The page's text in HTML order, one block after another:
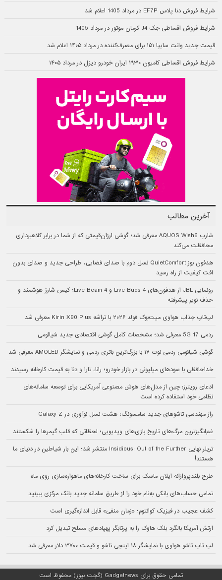
شرایط فروش دنا پلاس EF7P در مرداد 1405 اعلام شد
شرایط فروش اقساطی جک J4 کرمان موتور در مرداد 1405
قیمت جدید وانت سایپا ۱۵۱ برای مصرف‌کننده در مرداد ۱۴۰۵ اعلام شد
شرایط فروش اقساطی کامیون ۱۹۳۰ ایران خودرو دیزل در مرداد ۱۴۰۵
آخرین مطالب
شارپ AQUOS Wish6 معرفی شد؛ گوشی ارزان‌قیمتی که از شما در برابر کلاهبرداری
محافظت می‌کند
هدفون بوز QuietComfort نسل دوم با صدای فضایی، طراحی جدید و صدای بدون
افت کیفیت از راه رسید
رونمایی JBL از هدفون‌های Live Buds 4 و Live Beam 4؛ کیس شارژ هوشمند و
حذف نویز پیشرفته
لپ‌تاپ جذاب هواوی میت‌بوک فولد ۲۰۲۶ با تراشه Kirin X90 Plus معرفی شد
ردمی 17 5G معرفی شد؛ مشخصات کامل گوشی اقتصادی جدید شیائومی
گوشی شیائومی ردمی نوت ۱۷ با بزرگ‌ترین باتری ردمی و نمایشگر AMOLED معرفی شد
خداحافظی با سودهای میلیونی در بازار خودرو؛ رانا، تارا و دنا به قیمت کارخانه رسیدند
ادعای رویترز: چین از مدل‌های هوش مصنوعی آمریکایی برای توسعه سامانه‌های
نظامی خود استفاده کرده است
راز مهندسی تاشوهای جدید سامسونگ؛ هشت نسل نوآوری در Galaxy Z
غم‌انگیزترین مرگ‌های تاریخ بازی‌های ویدیویی؛ لحظاتی که قلب گیمرها را شکستند
تریلر نهایی Insidious: Out of the Further منتشر شد؛ این بار شیاطین در دنیای ما
هستند!
طرح بلندپروازانه ایلان ماسک برای ساخت کارخانه‌های ماهواره‌سازی روی ماه
تمامی حساب‌های بانکی به‌نام خود را از طریق سامانه جدید بانک مرکزی ببینید
کشف عجیب در فیزیک کوانتوم؛ «زمان منفی» قابل اندازه‌گیری است
ارتش آمریکا بالگرد بلک هاوک را به پرتابگر پهپادهای مسلح تبدیل کرد
لپ تاپ تاشو هواوی با نمایشگر ۱۸ اینچی تاشو و قیمت ۳۷۰۰ دلار معرفی شد
تمامی حقوق برای Gadgetnews (گجت نیوز) محفوظ است